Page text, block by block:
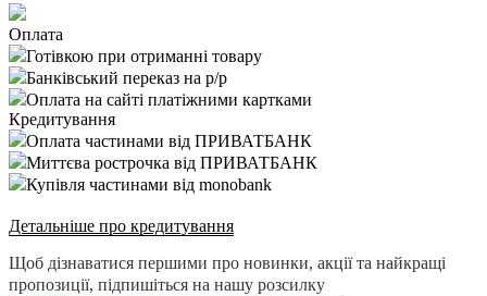
Оплата
Готівкою при отриманні товару
Банківський переказ на р/р
Оплата на сайті платіжними картками
Кредитування
Оплата частинами від ПРИВАТБАНК
Миттєва рострочка від ПРИВАТБАНК
Купівля частинами від monobank
Детальніше про кредитування
Щоб дізнаватися першими про новинки, акції та найкращі
пропозиції, підпишіться на нашу розсилку